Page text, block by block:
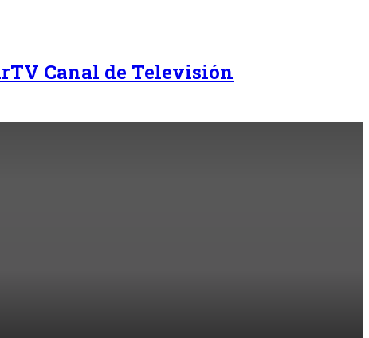
Canal de Televisión